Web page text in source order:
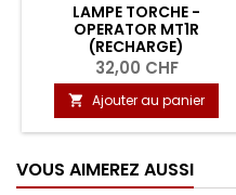
LAMPE TORCHE -
OPERATOR MT1R
(RECHARGE)
32,00 CHF
 Ajouter au panier
VOUS AIMEREZ AUSSI